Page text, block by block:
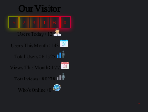
Our Visitor
0
6
1
3
2
5
Users Today : 12
"